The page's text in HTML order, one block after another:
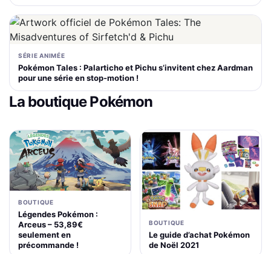
SÉRIE ANIMÉE
Pokémon Tales : Palarticho et Pichu s’invitent chez Aardman
pour une série en stop-motion !
La boutique Pokémon
BOUTIQUE
Légendes Pokémon :
Arceus – 53,89€
seulement en
précommande !
BOUTIQUE
Le guide d’achat Pokémon
de Noël 2021